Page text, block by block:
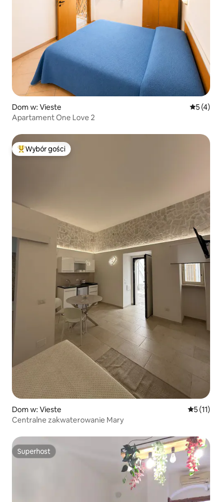
Dom w: Vieste Średnia
5 (4)
Apartament One Love 2
Najpopularniejsze z kategorii Wybór gości
Wybór gości
Dom w: Vieste Średnia
5 (11)
Centralne zakwaterowanie Mary
Superhost
Superhost